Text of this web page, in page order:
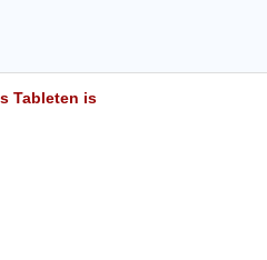
Tableten is